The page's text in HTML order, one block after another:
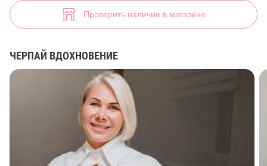
Проверить наличие в магазине
ЧЕРПАЙ ВДОХНОВЕНИЕ
Малиновая рубашка с вырезом на груди (арт. 39833) ♡ интернет-